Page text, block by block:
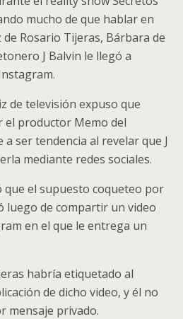
mucho de que hablar en
de Rosario Tijeras, Bárbara de
J Balvin le llegó a
de televisión expuso que
el productor Memo del
ser tendencia al revelar que J
mediante redes sociales.
que el supuesto coqueteo por
luego de compartir un video
en el que le entrega un
habría etiquetado al
de dicho video, y él no
mensaje privado.